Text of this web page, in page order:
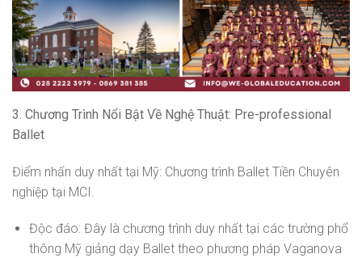
3. Chương Trình Nổi Bật Về Nghệ Thuật: Pre-professional
Ballet
Điểm nhấn duy nhất tại Mỹ: Chương trình Ballet Tiền Chuyên
nghiệp tại MCI.
Độc đáo: Đây là chương trình duy nhất tại các trường phổ
thông Mỹ giảng dạy Ballet theo phương pháp Vaganova